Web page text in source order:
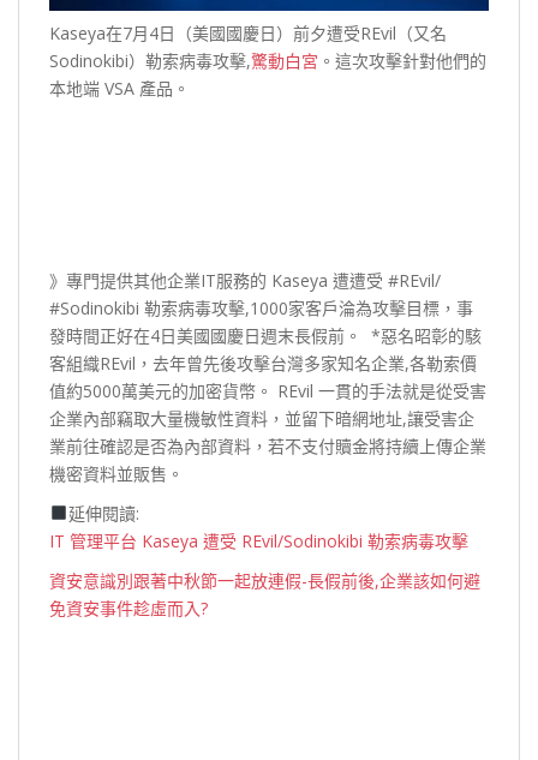
Kaseya在7月4日（美國國慶日）前夕遭受REvil（又名
Sodinokibi）勒索病毒攻擊,驚動白宮 。這次攻擊針對他們的
本地端 VSA 產品。
》專門提供其他企業IT服務的 Kaseya 遭遭受 #REvil/
#Sodinokibi 勒索病毒攻擊,1000家客戶淪為攻擊目標，事
發時間正好在4日美國國慶日週末長假前。⁣ ⁣ *惡名昭彰的駭
客組織REvil，去年曾先後攻擊台灣多家知名企業,各勒索價
值約5000萬美元的加密貨幣。 REvil 一貫的手法就是從受害
企業內部竊取大量機敏性資料，並留下暗網地址,讓受害企
業前往確認是否為內部資料，若不支付贖金將持續上傳企業
機密資料並販售。⁣ ⁣
延伸閱讀:
IT 管理平台 Kaseya 遭受 REvil/Sodinokibi 勒索病毒攻擊
資安意識別跟著中秋節一起放連假-長假前後,企業該如何避
免資安事件趁虛而入?